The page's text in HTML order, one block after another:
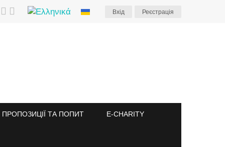
Вхiд Реєстрація
ПРОПОЗИЦІЇ ТА ПОПИТ E-CHARITY